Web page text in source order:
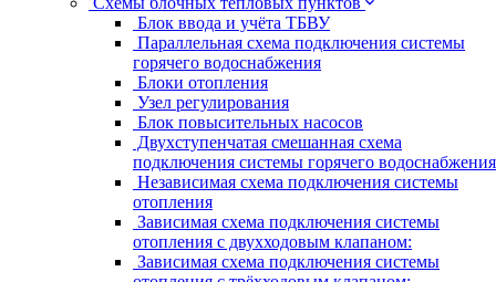
Блок ввода и учёта ТБВУ
Параллельная схема подключения системы
горячего водоснабжения
Блоки отопления
Узел регулирования
Блок повысительных насосов
Двухступенчатая смешанная схема
подключения системы горячего водоснабжения
Независимая схема подключения системы
отопления
Зависимая схема подключения системы
отопления с двухходовым клапаном:
Зависимая схема подключения системы